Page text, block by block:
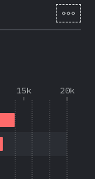
78.7%
[ca-
15k 20k